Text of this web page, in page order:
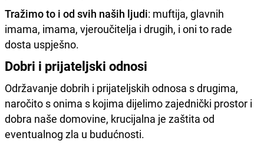
Tražimo to i od svih naših ljudi: muftija, glavnih
imama, imama, vjeroučitelja i drugih, i oni to rade
dosta uspješno.
Dobri i prijateljski odnosi
Održavanje dobrih i prijateljskih odnosa s drugima,
naročito s onima s kojima dijelimo zajednički prostor i
dobra naše domovine, krucijalna je zaštita od
eventualnog zla u budućnosti.